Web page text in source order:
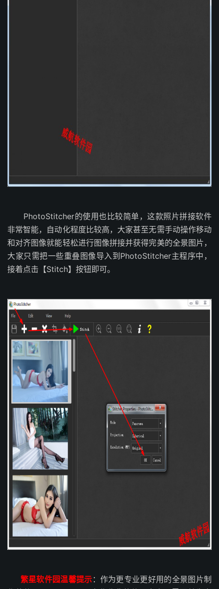
PhotoStitcher的使用也比较简单，这款照片拼接软件
非常智能，自动化程度比较高，大家甚至无需手动操作移动
和对齐图像就能轻松进行图像拼接并获得完美的全景图片，
大家只需把一些重叠图像导入到PhotoStitcher主程序中，
接着点击【Stitch】按钮即可。
繁星软件园温馨提示 ：作为更专业更好用的全景图片制